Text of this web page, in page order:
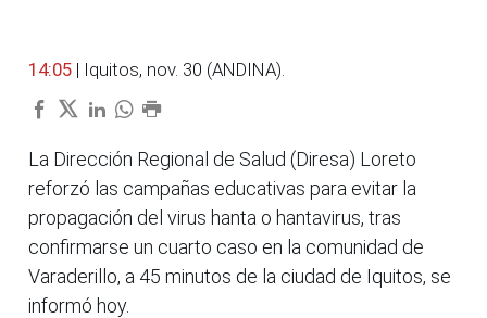
14:05 | Iquitos, nov. 30 (ANDINA).
La Dirección Regional de Salud (Diresa) Loreto
reforzó las campañas educativas para evitar la
propagación del virus hanta o hantavirus, tras
confirmarse un cuarto caso en la comunidad de
Varaderillo, a 45 minutos de la ciudad de Iquitos, se
informó hoy.